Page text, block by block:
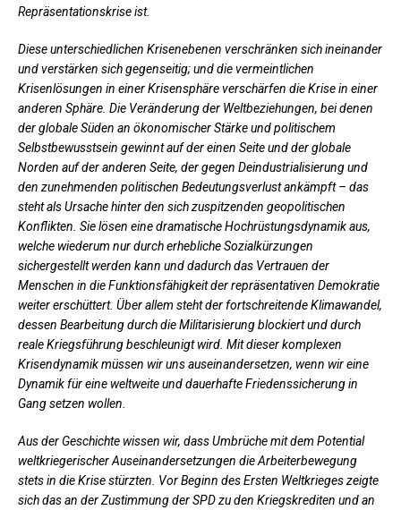
Repräsentationskrise ist.
Diese unterschiedlichen Krisenebenen verschränken sich ineinander
und verstärken sich gegenseitig; und die vermeintlichen
Krisenlösungen in einer Krisensphäre verschärfen die Krise in einer
anderen Sphäre. Die Veränderung der Weltbeziehungen, bei denen
der globale Süden an ökonomischer Stärke und politischem
Selbstbewusstsein gewinnt auf der einen Seite und der globale
Norden auf der anderen Seite, der gegen Deindustrialisierung und
den zunehmenden politischen Bedeutungsverlust ankämpft – das
steht als Ursache hinter den sich zuspitzenden geopolitischen
Konflikten. Sie lösen eine dramatische Hochrüstungsdynamik aus,
welche wiederum nur durch erhebliche Sozialkürzungen
sichergestellt werden kann und dadurch das Vertrauen der
Menschen in die Funktionsfähigkeit der repräsentativen Demokratie
weiter erschüttert. Über allem steht der fortschreitende Klimawandel,
dessen Bearbeitung durch die Militarisierung blockiert und durch
reale Kriegsführung beschleunigt wird. Mit dieser komplexen
Krisendynamik müssen wir uns auseinandersetzen, wenn wir eine
Dynamik für eine weltweite und dauerhafte Friedenssicherung in
Gang setzen wollen.
Aus der Geschichte wissen wir, dass Umbrüche mit dem Potential
weltkriegerischer Auseinandersetzungen die Arbeiterbewegung
stets in die Krise stürzten. Vor Beginn des Ersten Weltkrieges zeigte
sich das an der Zustimmung der SPD zu den Kriegskrediten und an